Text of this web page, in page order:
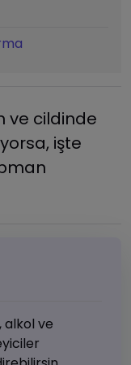
ve cildinde
işte
alkol ve